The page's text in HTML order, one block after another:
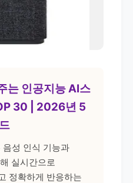
는 인공지능 AI스
30 | 2026년 5
성 인식 기능과
실시간으로
정확하게 반응하는